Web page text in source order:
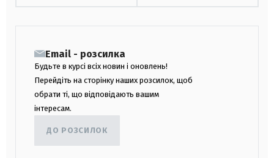
Email - розсилка
Будьте в курсі всіх новин і оновлень!
Перейдіть на сторінку наших розсилок, щоб
обрати ті, що відповідають вашим
інтересам.
ДО РОЗСИЛОК